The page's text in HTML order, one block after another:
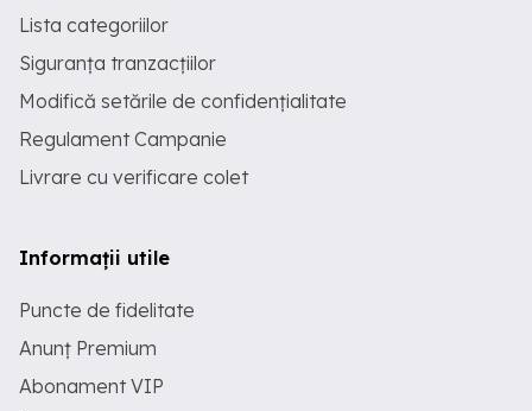
Lista categoriilor
Siguranța tranzacțiilor
Modifică setările de confidențialitate
Regulament Campanie
Livrare cu verificare colet
Informații utile
Puncte de fidelitate
Anunț Premium
Abonament VIP